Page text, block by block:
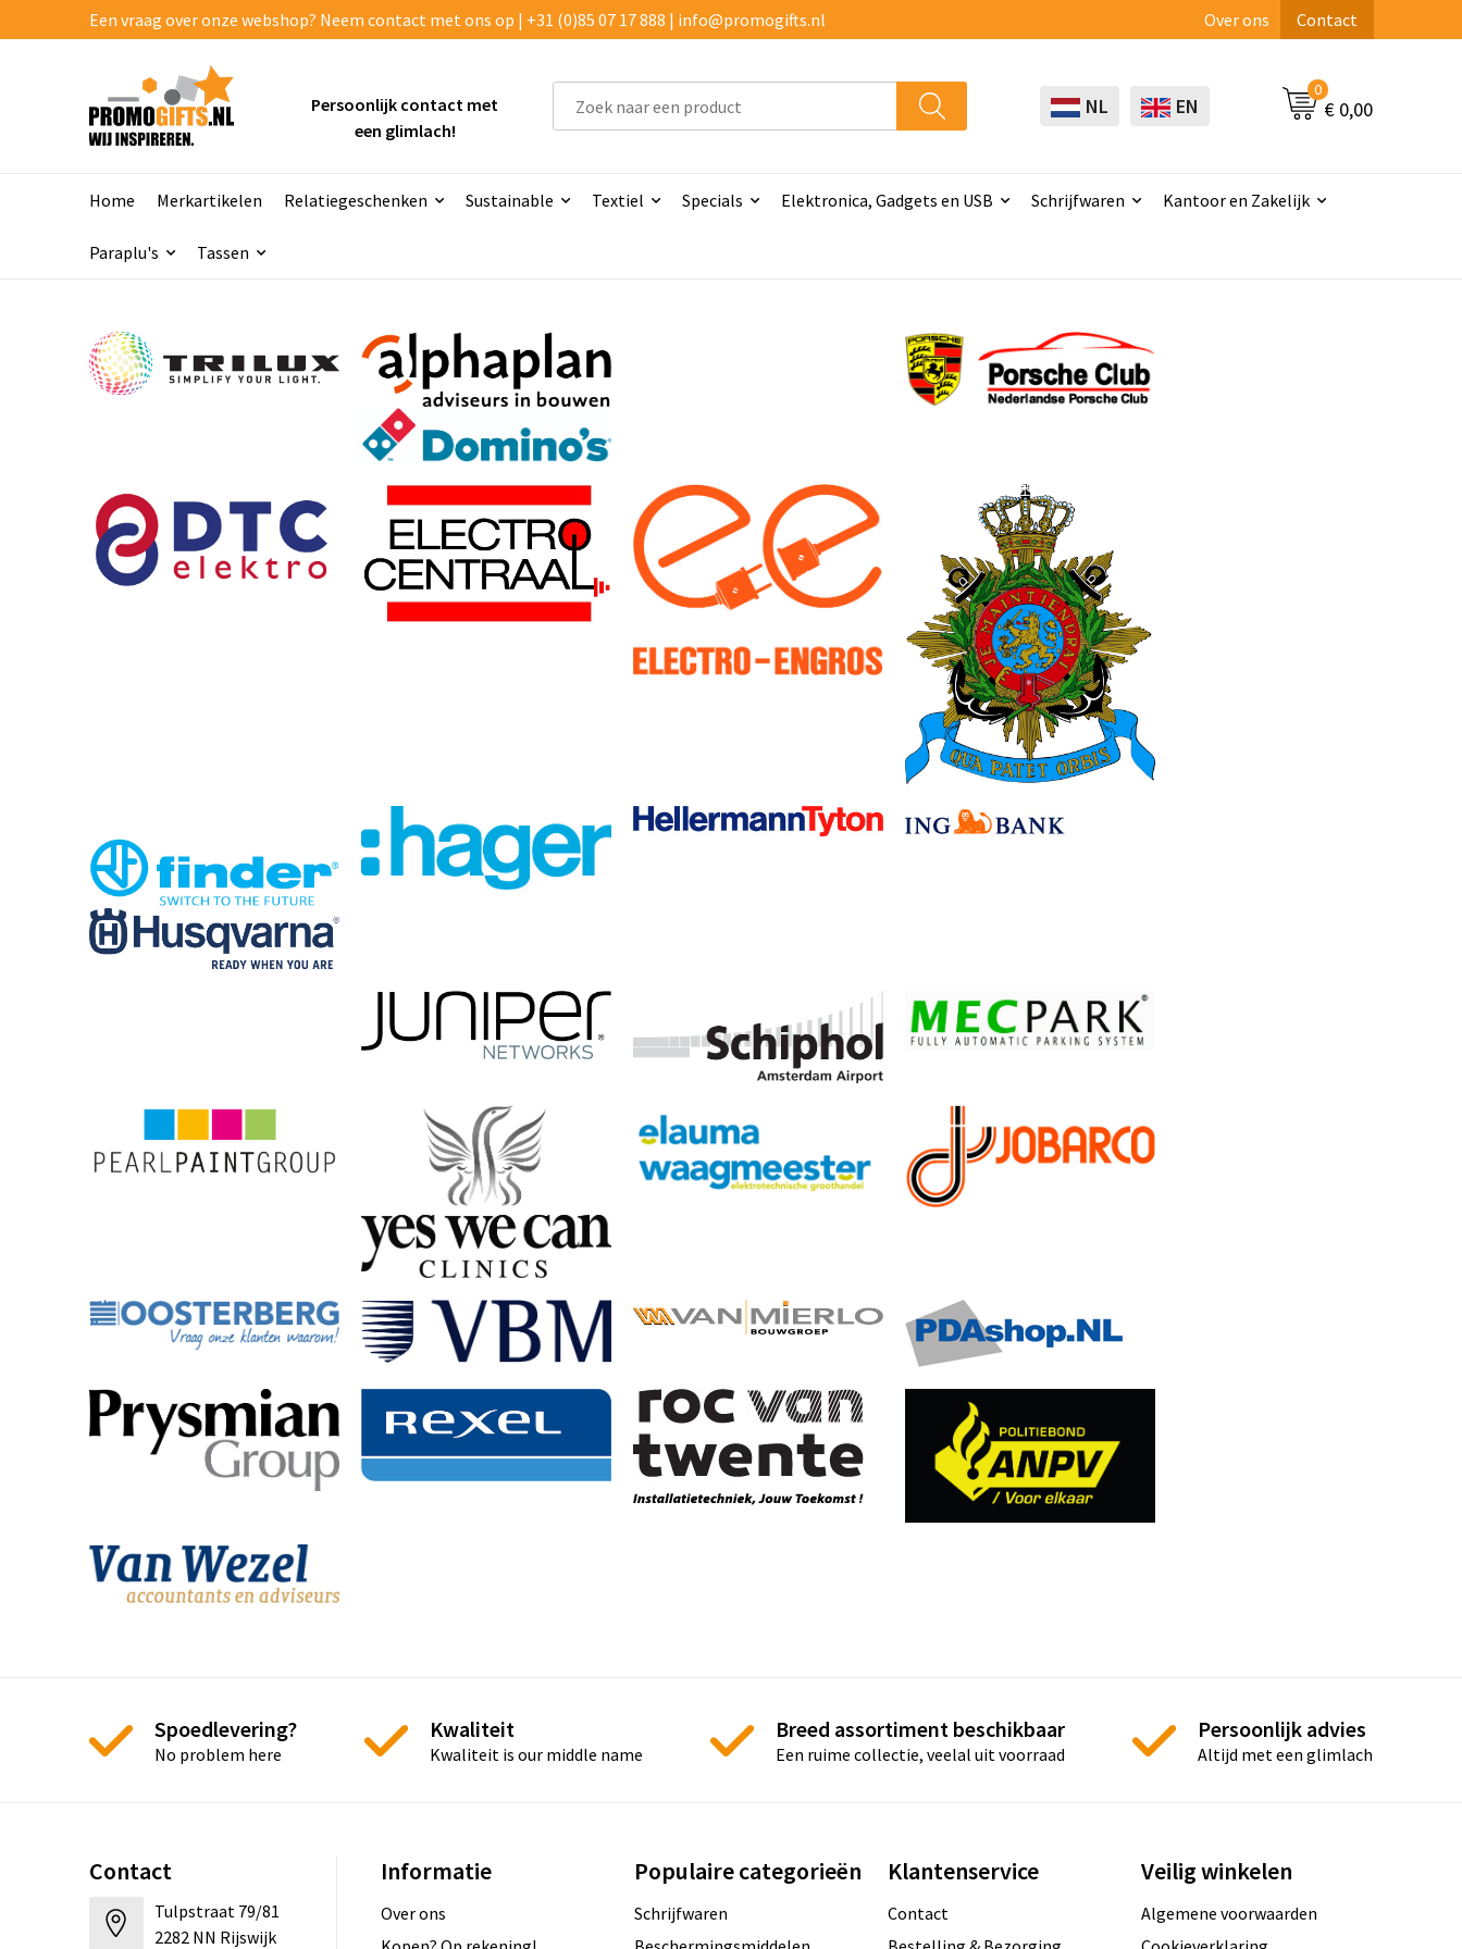
Een vraag over onze webshop? Neem contact met ons op | +31 (0)85 07 17 888 | info@promogifts.nl Over ons Contact
Persoonlijk contact met
een glimlach!
NL EN
0
€ 0,00
Home Merkartikelen Relatiegeschenken Sustainable Textiel Specials Elektronica, Gadgets en USB Schrijfwaren Kantoor en Zakelijk
Paraplu's Tassen
Spoedlevering?
No problem here
Kwaliteit
Kwaliteit is our middle name
Breed assortiment beschikbaar
Een ruime collectie, veelal uit voorraad
Persoonlijk advies
Altijd met een glimlach
Contact
Tulpstraat 79/81
2282 NN Rijswijk
Informatie
Over ons
Populaire categorieën
Schrijfwaren
Klantenservice
Contact
Veilig winkelen
Algemene voorwaarden